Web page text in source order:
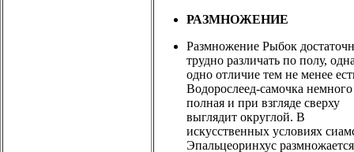
РАЗМНОЖЕНИЕ
Размножение Рыбок
трудно различать по полу,
одно отличие тем не менее
Водорослеед-самочка немного
полная и при взгляде сверху
выглядит округлой. В
искусственных условиях
Эпальцеоринхус размножается